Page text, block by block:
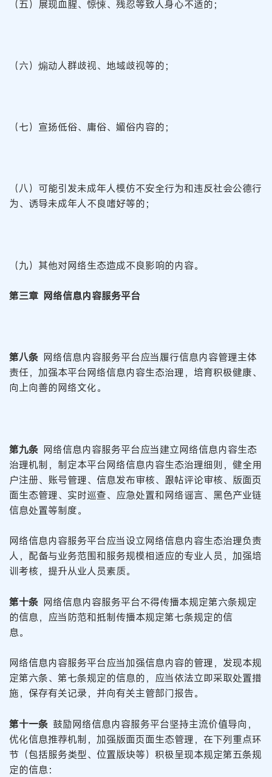
（五）展现血腥、惊悚、残忍等致人身心不适的；
（六）煽动人群歧视、地域歧视等的；
（七）宣扬低俗、庸俗、媚俗内容的；
（八）可能引发未成年人模仿不安全行为和违反社会公德行
为、诱导未成年人不良嗜好等的；
（九）其他对网络生态造成不良影响的内容。
第三章 网络信息内容服务平台
第八条 网络信息内容服务平台应当履行信息内容管理主体
责任，加强本平台网络信息内容生态治理，培育积极健康、
向上向善的网络文化。
第九条 网络信息内容服务平台应当建立网络信息内容生态
治理机制，制定本平台网络信息内容生态治理细则，健全用
户注册、账号管理、信息发布审核、跟帖评论审核、版面页
面生态管理、实时巡查、应急处置和网络谣言、黑色产业链
信息处置等制度。
网络信息内容服务平台应当设立网络信息内容生态治理负责
人，配备与业务范围和服务规模相适应的专业人员，加强培
训考核，提升从业人员素质。
第十条 网络信息内容服务平台不得传播本规定第六条规定
的信息，应当防范和抵制传播本规定第七条规定的信
息。
网络信息内容服务平台应当加强信息内容的管理，发现本规
定第六条、第七条规定的信息的，应当依法立即采取处置措
施，保存有关记录，并向有关主管部门报告。
第十一条 鼓励网络信息内容服务平台坚持主流价值导向，
优化信息推荐机制，加强版面页面生态管理，在下列重点环
节（包括服务类型、位置版块等）积极呈现本规定第五条规
定的信息：